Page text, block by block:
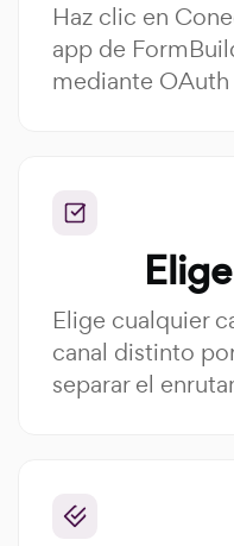
Haz clic en
app de
mediante OAuth
Elige cualquier
canal distinto
separar el